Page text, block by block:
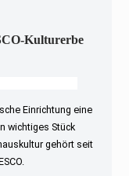
Kulturerbe
Einrichtung eine
wichtiges Stück
gehört seit